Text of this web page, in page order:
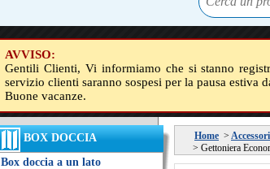
AVVISO:
Gentili Clienti, Vi informiamo che si stanno
servizio clienti saranno sospesi per la pausa estiva
Buone vacanze.
BOX DOCCIA
Box doccia a un lato
Home >
> Gettoniera